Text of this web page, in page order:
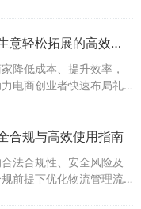
礼品代发新趋势：让你的生意轻松拓展的高效解决方案
降低成本、提升效率，
电商创业者快速布局礼
合规与高效使用指南
法合规性、安全风险及
前提下优化物流管理流